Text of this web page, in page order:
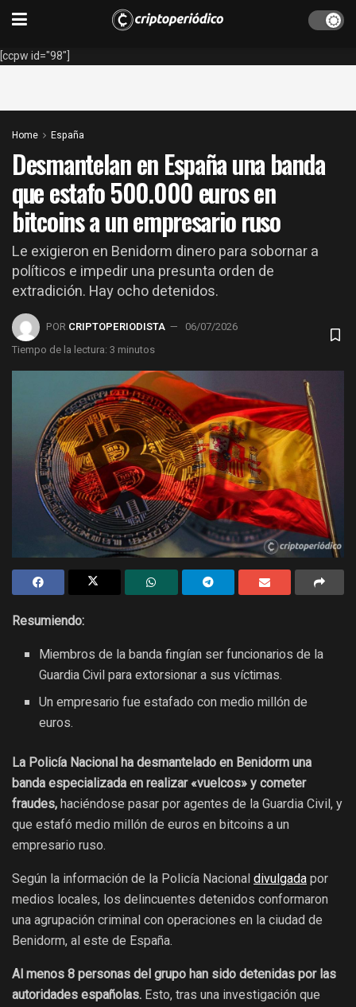
[ccpw id="98"]
Home España
Desmantelan en España una banda
que estafo 500.000 euros en
bitcoins a un empresario ruso
Le exigieron en Benidorm dinero para sobornar a
políticos e impedir una presunta orden de
extradición. Hay ocho detenidos.
POR CRIPTOPERIODISTA
06/07/2026
Tiempo de la lectura: 3 minutos
Resumiendo:
Miembros de la banda fingían ser funcionarios de la
Guardia Civil para extorsionar a sus víctimas.
Un empresario fue estafado con medio millón de
euros.
La Policía Nacional ha desmantelado en Benidorm una
banda especializada en realizar «vuelcos» y cometer
fraudes, haciéndose pasar por agentes de la Guardia Civil, y
que estafó medio millón de euros en bitcoins a un
empresario ruso.
Según la información de la Policía Nacional divulgada por
medios locales, los delincuentes detenidos conformaron
una agrupación criminal con operaciones en la ciudad de
Benidorm, al este de España.
Al menos 8 personas del grupo han sido detenidas por las
autoridades españolas. Esto, tras una investigación que